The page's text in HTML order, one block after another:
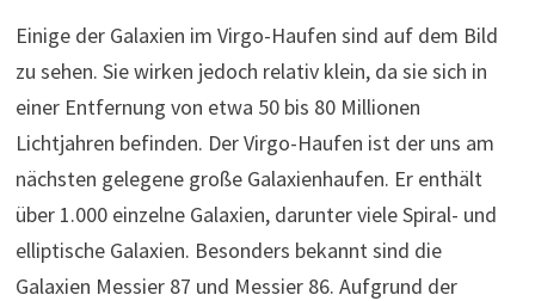
Einige der Galaxien im Virgo-Haufen sind auf dem Bild
zu sehen. Sie wirken jedoch relativ klein, da sie sich in
einer Entfernung von etwa 50 bis 80 Millionen
Lichtjahren befinden. Der Virgo-Haufen ist der uns am
nächsten gelegene große Galaxienhaufen. Er enthält
über 1.000 einzelne Galaxien, darunter viele Spiral- und
elliptische Galaxien. Besonders bekannt sind die
Galaxien Messier 87 und Messier 86. Aufgrund der